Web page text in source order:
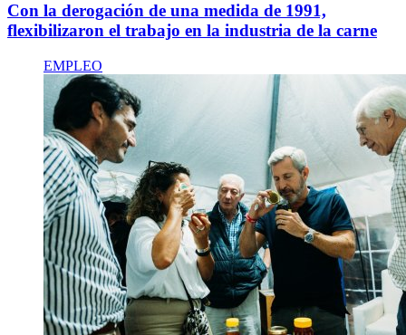
Con la derogación de una medida de 1991,
flexibilizaron el trabajo en la industria de la carne
EMPLEO